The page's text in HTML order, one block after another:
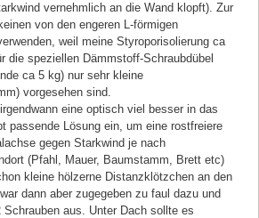
vernehmlich an die Wand klopft). Zur
von den engeren L-förmigen
weil meine Styroporisolierung ca
die speziellen Dämmstoff-Schraubdübel
ca 5 kg) nur sehr kleine
vorgesehen sind.
eine optisch viel besser in das
passende Lösung ein, um eine rostfreiere
gegen Starkwind je nach
(Pfahl, Mauer, Baumstamm, Brett etc)
kleine hölzerne Distanzklötzchen an den
dann aber zugegeben zu faul dazu und
aus. Unter Dach sollte es